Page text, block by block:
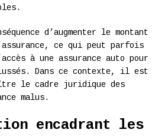
d’augmenter le montant
ce qui peut parfois
à une assurance auto pour
Dans ce contexte, il est
le cadre juridique des
malus.
encadrant les